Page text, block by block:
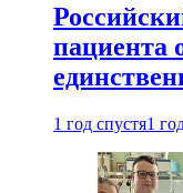
пациента
1 год спустя1